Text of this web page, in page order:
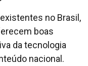
no Brasil,
boas
da tecnologia
nacional.